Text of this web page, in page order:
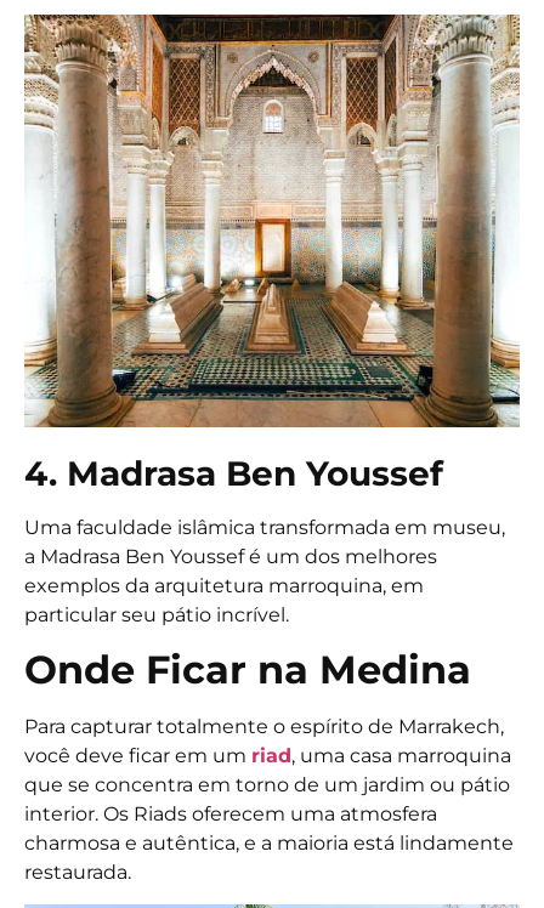
4. Madrasa Ben Youssef
Uma faculdade islâmica transformada em museu,
a Madrasa Ben Youssef é um dos melhores
exemplos da arquitetura marroquina, em
particular seu pátio incrível.
Onde Ficar na Medina
Para capturar totalmente o espírito de Marrakech,
você deve ficar em um riad, uma casa marroquina
que se concentra em torno de um jardim ou pátio
interior. Os Riads oferecem uma atmosfera
charmosa e autêntica, e a maioria está lindamente
restaurada.